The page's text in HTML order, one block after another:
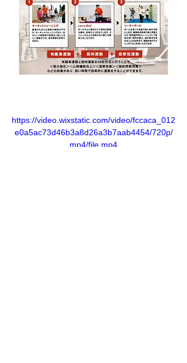
https://video.wixstatic.com/video/fccaca_012
e0a5ac73d46b3a8d26a3b7aab4454/720p/
mp4/file.mp4